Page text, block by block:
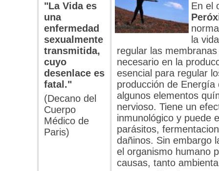
"La Vida es
una
enfermedad
sexualmente
transmitida,
cuyo
desenlace es
fatal."
(Decano del
Cuerpo
Médico de
Paris)
En el
la
regular las
necesario en la
esencial para regular
producción de
algunos elementos
nervioso. Tiene un
inmunológico y puede
parásitos,
dañinos. Sin embargo
el organismo humano
causas, tanto